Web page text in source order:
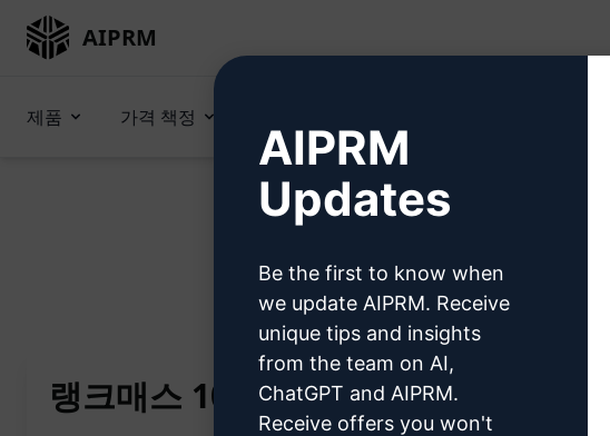
AIPRM
제품 가격 책정
Home / AI 프롬프트 / Copywriting Prompts
랭크매스 100% 그린 체크 밀도 2024
AIPRM
Updates
Be the first to know when
we update AIPRM. Receive
unique tips and insights
from the team on AI,
ChatGPT and AIPRM.
Receive offers you won't